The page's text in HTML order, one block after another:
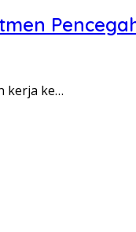
kerja ke…